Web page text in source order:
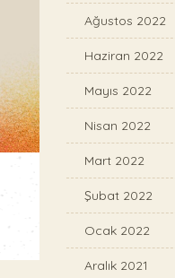
Ağustos 2022
Haziran 2022
Mayıs 2022
Nisan 2022
Mart 2022
Şubat 2022
Ocak 2022
Aralık 2021